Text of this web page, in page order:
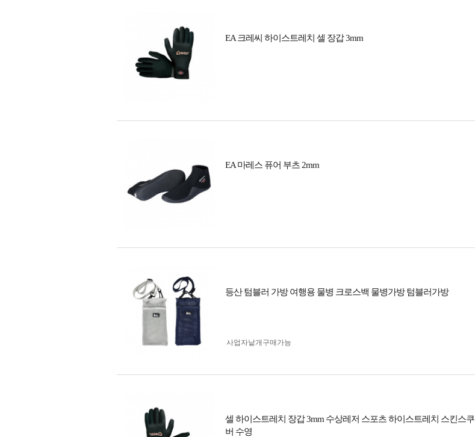
EA 크레씨 하이스트레치 셀 장갑 3mm
EA 마레스 퓨어 부츠 2mm
등산 텀블러 가방 여행용 물병 크로스백 물병가방 텀블러가방
사업자 낱개구매가능
셀 하이스트레치 장갑 3mm 수상레저 스포츠 하이스트레치 스킨스쿠
버 수영